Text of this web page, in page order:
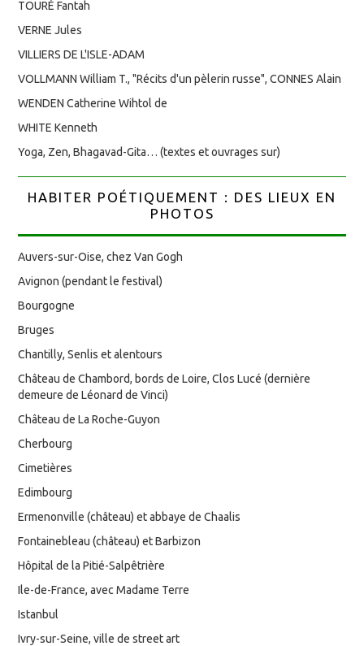
TOURÉ Fantah
VERNE Jules
VILLIERS DE L'ISLE-ADAM
VOLLMANN William T., "Récits d'un pèlerin russe", CONNES Alain
WENDEN Catherine Wihtol de
WHITE Kenneth
Yoga, Zen, Bhagavad-Gita… (textes et ouvrages sur)
HABITER POÉTIQUEMENT : DES LIEUX EN
PHOTOS
Auvers-sur-Oise, chez Van Gogh
Avignon (pendant le festival)
Bourgogne
Bruges
Chantilly, Senlis et alentours
Château de Chambord, bords de Loire, Clos Lucé (dernière
demeure de Léonard de Vinci)
Château de La Roche-Guyon
Cherbourg
Cimetières
Edimbourg
Ermenonville (château) et abbaye de Chaalis
Fontainebleau (château) et Barbizon
Hôpital de la Pitié-Salpêtrière
Ile-de-France, avec Madame Terre
Istanbul
Ivry-sur-Seine, ville de street art